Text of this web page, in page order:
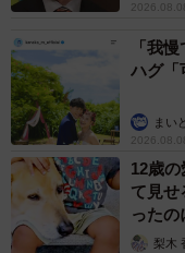
2026.08.08
「我
ハグ「
まい
2026.08.08
12歳
て見
ったの
「尊…
梨木